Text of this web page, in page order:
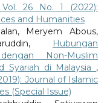
Vol. 26 No. 1 (2022):
and Humanities
Meryem Abous,
Hubungan
Non-Muslim
Syariah di Malaysia ,
Journal of Islamic
(Special Issue)